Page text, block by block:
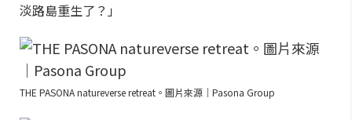
淡路島重生了？」
THE PASONA natureverse retreat。圖片來源｜Pasona Group